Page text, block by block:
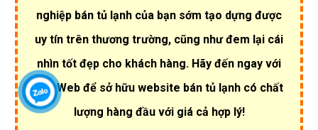
nghiệp bán tủ lạnh của bạn sớm tạo dựng được
uy tín trên thương trường, cũng như đem lại cái
nhìn tốt đẹp cho khách hàng. Hãy đến ngay với
VietWeb để sở hữu website bán tủ lạnh có chất
lượng hàng đầu với giá cả hợp lý!